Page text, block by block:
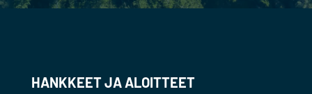
HANKKEET JA ALOITTEET